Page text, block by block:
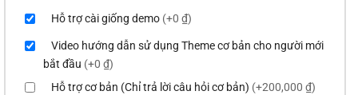
Hỗ trợ cài giống demo (+0 ₫)
Video hướng dẫn sử dụng Theme cơ bản cho người mới
bắt đầu (+0 ₫)
Hỗ trợ cơ bản (Chỉ trả lời câu hỏi cơ bản) (+200,000 ₫)